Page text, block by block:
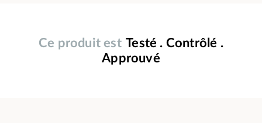
Ce produit est Testé . Contrôlé .
Approuvé